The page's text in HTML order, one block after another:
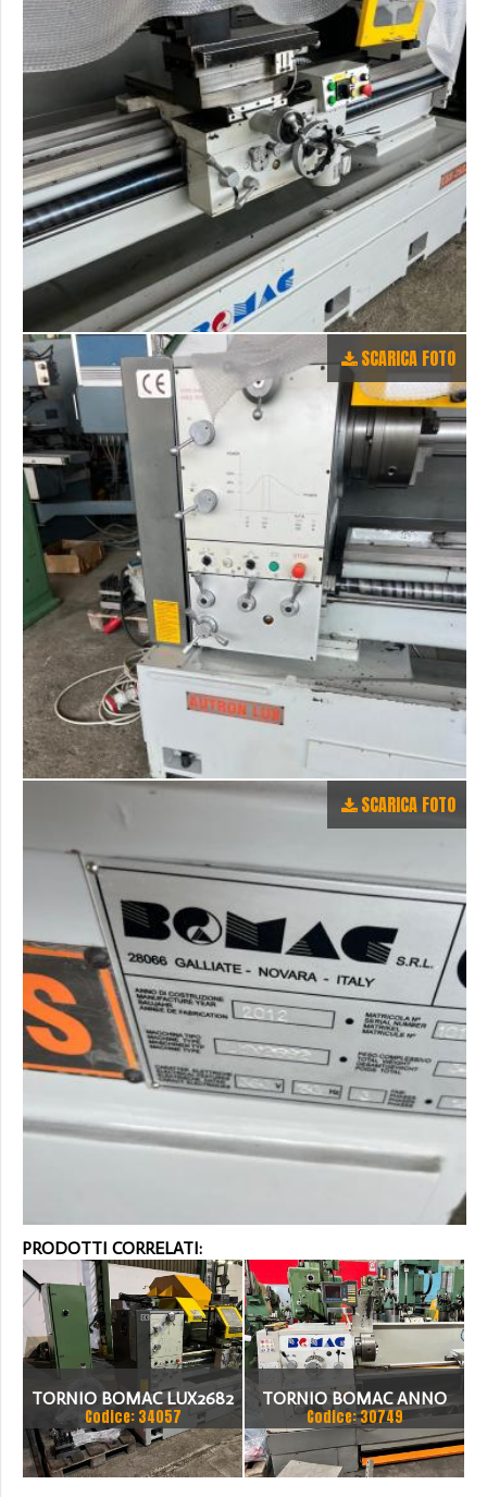
SCARICA FOTO
SCARICA FOTO
PRODOTTI CORRELATI:
TORNIO BOMAC LUX2682
Codice: 34057
TORNIO BOMAC ANNO
2008 VISUALIZZATO
Codice: 30749